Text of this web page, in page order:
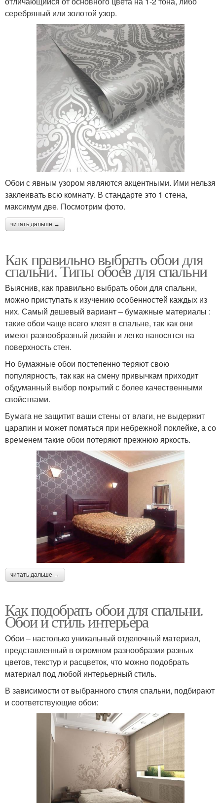
серебряный или золотой узор.
Обои с явным узором являются акцентными. Ими нельзя
заклеивать всю комнату. В стандарте это 1 стена,
максимум две. Посмотрим фото.
читать дальше →
Как правильно выбрать обои для
спальни. Типы обоев для спальни
Выяснив, как правильно выбрать обои для спальни,
можно приступать к изучению особенностей каждых из
них. Самый дешевый вариант – бумажные материалы :
такие обои чаще всего клеят в спальне, так как они
имеют разнообразный дизайн и легко наносятся на
поверхность стен.
Но бумажные обои постепенно теряют свою
популярность, так как на смену привычкам приходит
обдуманный выбор покрытий с более качественными
свойствами.
Бумага не защитит ваши стены от влаги, не выдержит
царапин и может помяться при небрежной поклейке, а со
временем такие обои потеряют прежнюю яркость.
читать дальше →
Как подобрать обои для спальни.
Обои и стиль интерьера
Обои – настолько уникальный отделочный материал,
представленный в огромном разнообразии разных
цветов, текстур и расцветок, что можно подобрать
материал под любой интерьерный стиль.
В зависимости от выбранного стиля спальни, подбирают
и соответствующие обои: